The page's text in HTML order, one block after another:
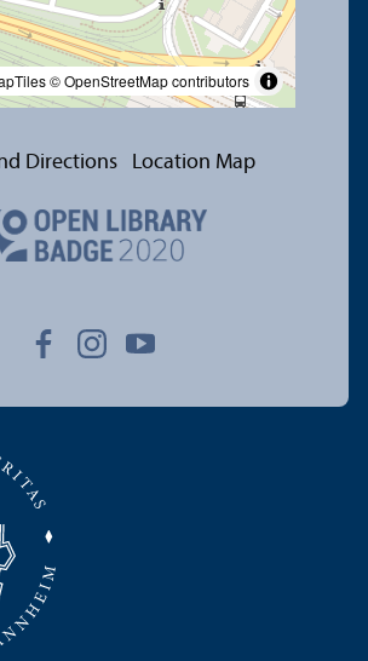
© OpenStreetMap contributors
Directions Location Map